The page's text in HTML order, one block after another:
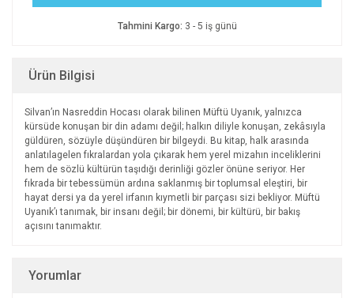
Tahmini Kargo: 3 - 5 iş günü
Ürün Bilgisi
Silvan’ın Nasreddin Hocası olarak bilinen Müftü Uyanık, yalnızca
kürsüde konuşan bir din adamı değil; halkın diliyle konuşan, zekâsıyla
güldüren, sözüyle düşündüren bir bilgeydi. Bu kitap, halk arasında
anlatılagelen fıkralardan yola çıkarak hem yerel mizahın inceliklerini
hem de sözlü kültürün taşıdığı derinliği gözler önüne seriyor. Her
fıkrada bir tebessümün ardına saklanmış bir toplumsal eleştiri, bir
hayat dersi ya da yerel irfanın kıymetli bir parçası sizi bekliyor. Müftü
Uyanık’ı tanımak, bir insanı değil; bir dönemi, bir kültürü, bir bakış
açısını tanımaktır.
Yorumlar